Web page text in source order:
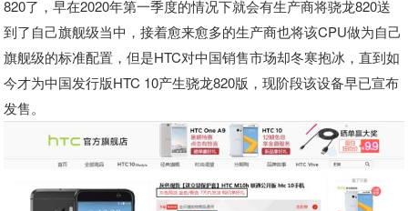
820了，早在2020年第一季度的情况下就会有生产商将骁龙820送
到了自己旗舰级当中，接着愈来愈多的生产商也将该CPU做为自己
旗舰级的标准配置，但是HTC对中国销售市场却冬寒抱冰，直到如
今才为中国发行版HTC 10产生骁龙820版，现阶段该设备早已宣布
发售。